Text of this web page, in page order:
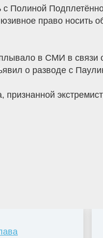
с Полиной
право носить
в СМИ в связи
о разводе с